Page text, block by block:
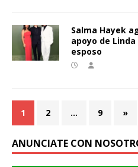
Salma Hayek
apoyo de
esposo
1 2 … 9 »
ANUNCIATE CON